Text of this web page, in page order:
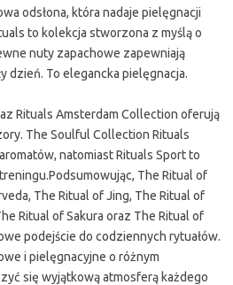
odsłona, która nadaje pielęgnacji
to kolekcja stworzona z myślą o
nuty zapachowe zapewniają
dzień. To elegancka pielęgnacja.
Rituals Amsterdam Collection oferują
The Soulful Collection Rituals
natomiast Rituals Sport to
The Ritual of
The Ritual of Jing, The Ritual of
Ritual of Sakura oraz The Ritual of
podejście do codziennych rytuałów.
i pielęgnacyjne o różnym
się wyjątkową atmosferą każdego